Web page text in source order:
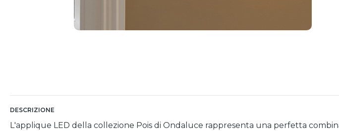
DESCRIZIONE
L'applique LED della collezione Pois di Ondaluce rappresenta una perfetta